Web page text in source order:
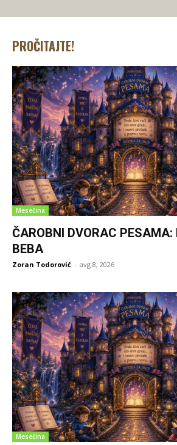
PROČITAJTE!
Mesečina
ČAROBNI DVORAC
BEBA
Zoran Todorović - avg 8, 2026
Mesečina